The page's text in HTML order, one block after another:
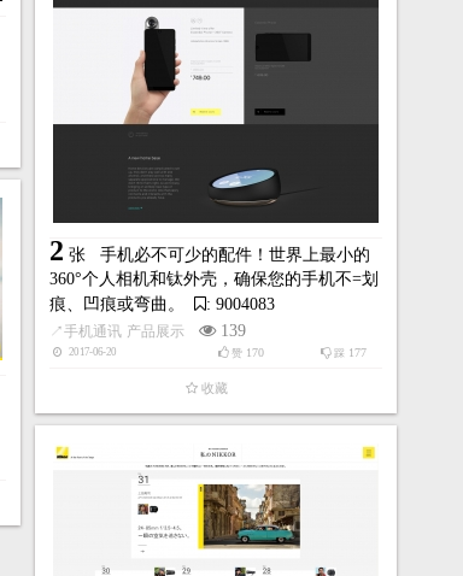
2 张 手机必不可少的配件！世界上最小的
360°个人相机和钛外壳，确保您的手机不=划
痕、凹痕或弯曲。
: 9004083
↗手机通讯 产品展示 139
2017-06-20 踩 177
赞 170
收藏